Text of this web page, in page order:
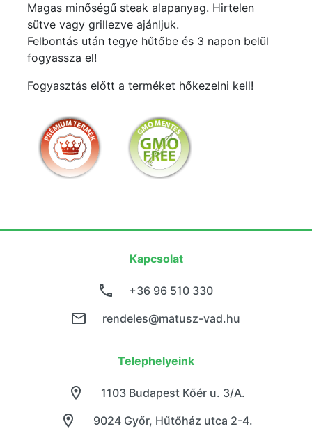
Magas minőségű steak alapanyag. Hirtelen
sütve vagy grillezve ajánljuk.
Felbontás után tegye hűtőbe és 3 napon belül
fogyassza el!
Fogyasztás előtt a terméket hőkezelni kell!
Kapcsolat
+36 96 510 330
rendeles@matusz-vad.hu
Telephelyeink
9024 Győr, Hűtőház utca 2-4.
1103 Budapest Kőér u. 3/A.